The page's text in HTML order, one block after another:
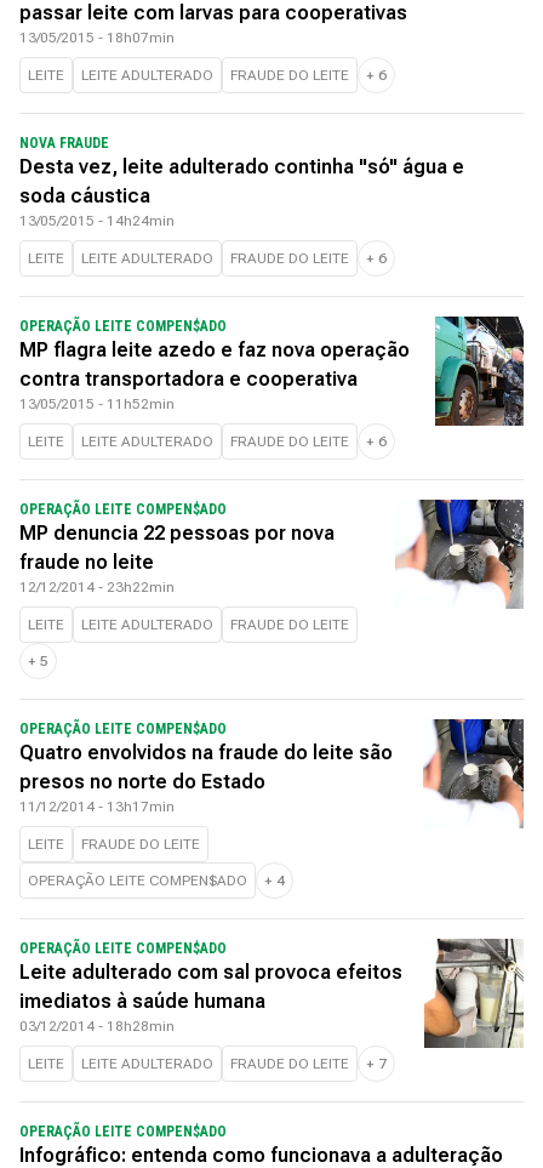
passar leite com larvas para cooperativas
13/05/2015 - 18h07min
LEITE LEITE ADULTERADO FRAUDE DO LEITE + 6
NOVA FRAUDE
Desta vez, leite adulterado continha "só" água e
soda cáustica
13/05/2015 - 14h24min
LEITE LEITE ADULTERADO FRAUDE DO LEITE + 6
OPERAÇÃO LEITE COMPEN$ADO
MP flagra leite azedo e faz nova operação
contra transportadora e cooperativa
13/05/2015 - 11h52min
LEITE LEITE ADULTERADO FRAUDE DO LEITE + 6
OPERAÇÃO LEITE COMPEN$ADO
MP denuncia 22 pessoas por nova
fraude no leite
12/12/2014 - 23h22min
LEITE LEITE ADULTERADO FRAUDE DO LEITE
+ 5
OPERAÇÃO LEITE COMPEN$ADO
Quatro envolvidos na fraude do leite são
presos no norte do Estado
11/12/2014 - 13h17min
LEITE FRAUDE DO LEITE
OPERAÇÃO LEITE COMPEN$ADO + 4
OPERAÇÃO LEITE COMPEN$ADO
Leite adulterado com sal provoca efeitos
imediatos à saúde humana
03/12/2014 - 18h28min
LEITE LEITE ADULTERADO FRAUDE DO LEITE + 7
OPERAÇÃO LEITE COMPEN$ADO
Infográfico: entenda como funcionava a adulteração